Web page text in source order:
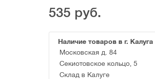
535 руб.
Наличие товаров в г. Калуга
Московская д. 84
Секиотовское кольцо, 5
Склад в Калуге